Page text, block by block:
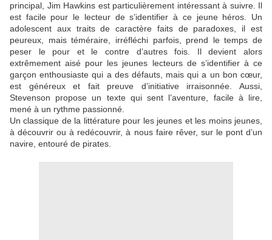
principal, Jim Hawkins est particulièrement intéressant à suivre. Il
est facile pour le lecteur de s’identifier à ce jeune héros. Un
adolescent aux traits de caractère faits de paradoxes, il est
peureux, mais téméraire, irréfléchi parfois, prend le temps de
peser le pour et le contre d’autres fois. Il devient alors
extrêmement aisé pour les jeunes lecteurs de s’identifier à ce
garçon enthousiaste qui a des défauts, mais qui a un bon cœur,
est généreux et fait preuve d’initiative irraisonnée. Aussi,
Stevenson propose un texte qui sent l’aventure, facile à lire,
mené à un rythme passionné.
Un classique de la littérature pour les jeunes et les moins jeunes,
à découvrir ou à redécouvrir, à nous faire rêver, sur le pont d’un
navire, entouré de pirates.